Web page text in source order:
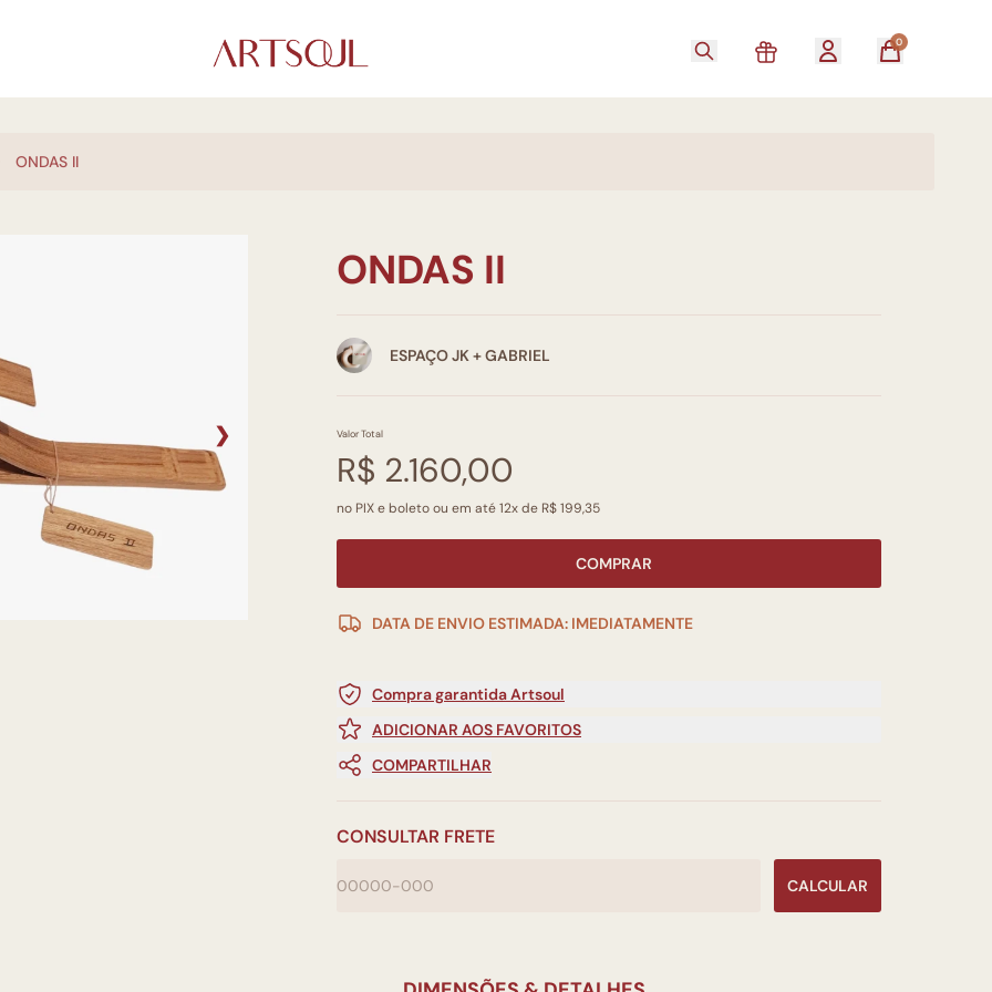
0
ONDAS II
❯
ONDAS II
ESPAÇO JK + GABRIEL
Valor Total
R$ 2.160,00
no PIX e boleto ou em até 12x de R$ 199,35
COMPRAR
DATA DE ENVIO ESTIMADA: IMEDIATAMENTE
Compra garantida Artsoul
ADICIONAR AOS FAVORITOS
COMPARTILHAR
CONSULTAR FRETE
CALCULAR